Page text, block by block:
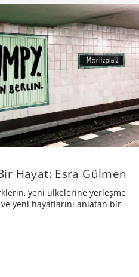
Hayat: Esra Gülmen
yeni ülkelerine yerleşme
yeni hayatlarını anlatan bir